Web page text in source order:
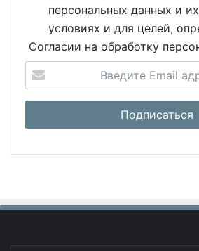
персональных данных и
условиях и для целей,
Согласии на обработку